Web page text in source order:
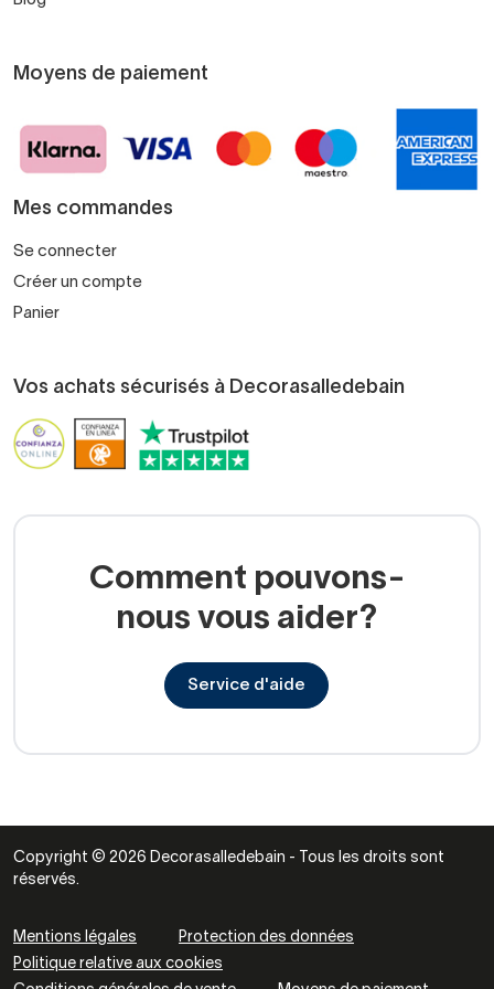
Moyens de paiement
Mes commandes
Se connecter
Créer un compte
Panier
Vos achats sécurisés à Decorasalledebain
Comment pouvons-
nous vous aider?
Service d'aide
Copyright © 2026 Decorasalledebain - Tous les droits sont
réservés.
Mentions légales
Protection des données
Politique relative aux cookies